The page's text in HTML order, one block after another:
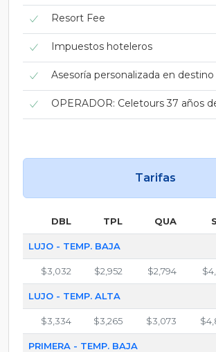
Resort Fee
Impuestos hoteleros
Asesoría personalizada en
OPERADOR: Celetours 37 años
Tarifas
DBL TPL QUA
LUJO - TEMP. BAJA
$3,032 $2,952 $2,794
LUJO - TEMP. ALTA
$3,334 $3,265 $3,073
PRIMERA - TEMP. BAJA